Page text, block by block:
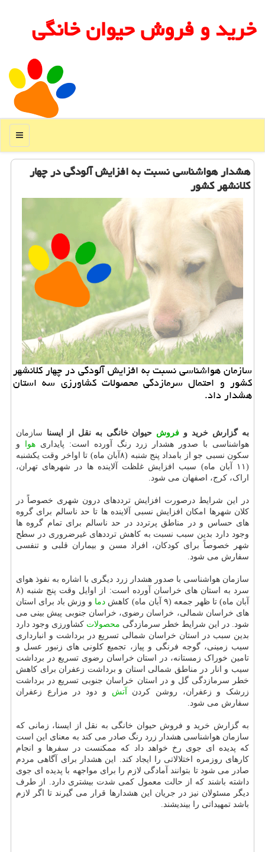
خرید و فروش حیوان خانگی
منو
هشدار هواشناسی نسبت به افزایش آلودگی در چهار
كلانشهر كشور
سازمان هواشناسی نسبت به افزایش آلودگی در چهار كلانشهر
كشور و احتمال سرمازدگی محصولات كشاورزی سه استان
هشدار داد.
به گزارش خرید و فروش حیوان خانگی به نقل از ایسنا سازمان
هواشناسی با صدور هشدار زرد رنگ آورده است: پایداریهوا و
سکون نسبی جو از بامداد پنج شنبه (۸آبان ماه) تا اواخر وقت یکشنبه
(۱۱ آبان ماه) سبب افزایش غلظت آلاینده ها در شهرهای تهران،
اراک، کرج، اصفهان می شود.
در این شرایط درصورت افزایش ترددهای درون شهری خصوصاً در
کلان شهرها امکان افزایش نسبی آلاینده ها تا حد ناسالم برای گروه
های حساس و در مناطق پرتردد در حد ناسالم برای تمام گروه ها
وجود دارد بدین سبب نسبت به کاهش ترددهای غیرضروری در سطح
شهر خصوصاً برای کودکان، افراد مسن و بیماران قلبی و تنفسی
سفارش می شود.
سازمان هواشناسی با صدور هشدار زرد دیگری با اشاره به نفوذ هوای
سرد به استان های خراسان آورده است: از اوایل وقت پنج شنبه (۸
آبان ماه) تا ظهر جمعه (۹ آبان ماه) کاهش
دما و وزش باد برای استان
های خراسان شمالی، خراسان رضوی، خراسان جنوبی پیش بینی می
شود. در این شرایط خطر سرمازدگی محصولات کشاورزی وجود دارد
بدین سبب در استان خراسان شمالی تسریع در برداشت و انبارداری
سیب زمینی، گوجه فرنگی و پیاز، تجمیع کلونی های زنبور عسل و
تامین خوراک زمستانه، در استان خراسان رضوی تسریع در برداشت
سیب و انار در مناطق شمالی استان و برداشت زعفران برای کاهش
خطر سرمازدگی گل و در استان خراسان جنوبی تسریع در برداشت
زرشک و زعفران، روشن کردن آتش و دود در مزارع زعفران
سفارش می شود.
به گزارش خرید و فروش حیوان خانگی به نقل از ایسنا، زمانی که
سازمان هواشناسی هشدار زرد رنگ صادر می کند به معنای این است
که پدیده ای جوی رخ خواهد داد که ممکنست در سفرها و انجام
کارهای روزمره اختلالاتی را ایجاد کند. این هشدار برای آگاهی مردم
صادر می شود تا بتوانند آمادگی لازم را برای مواجهه با پدیده ای جوی
داشته باشند که از حالت معمول کمی شدت بیشتری دارد. از طرف
دیگر مسئولان نیز در جریان این هشدارها قرار می گیرند تا اگر لازم
باشد تمهیداتی را بیندیشند.